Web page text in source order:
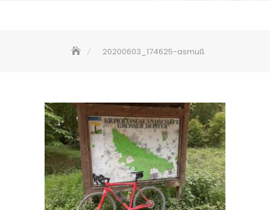
20200603_174625-asmuß